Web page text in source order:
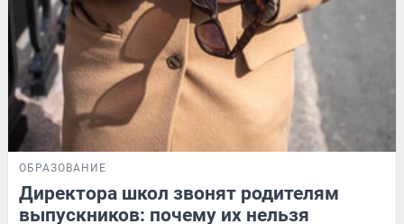
ОБРАЗОВАНИЕ
Директора школ звонят родителям
выпускников: почему их нельзя